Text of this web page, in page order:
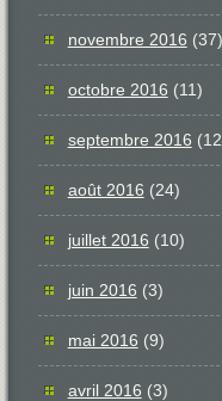
novembre 2016 (37)
octobre 2016 (11)
septembre 2016
août 2016 (24)
juillet 2016 (10)
juin 2016 (3)
mai 2016 (9)
avril 2016 (3)